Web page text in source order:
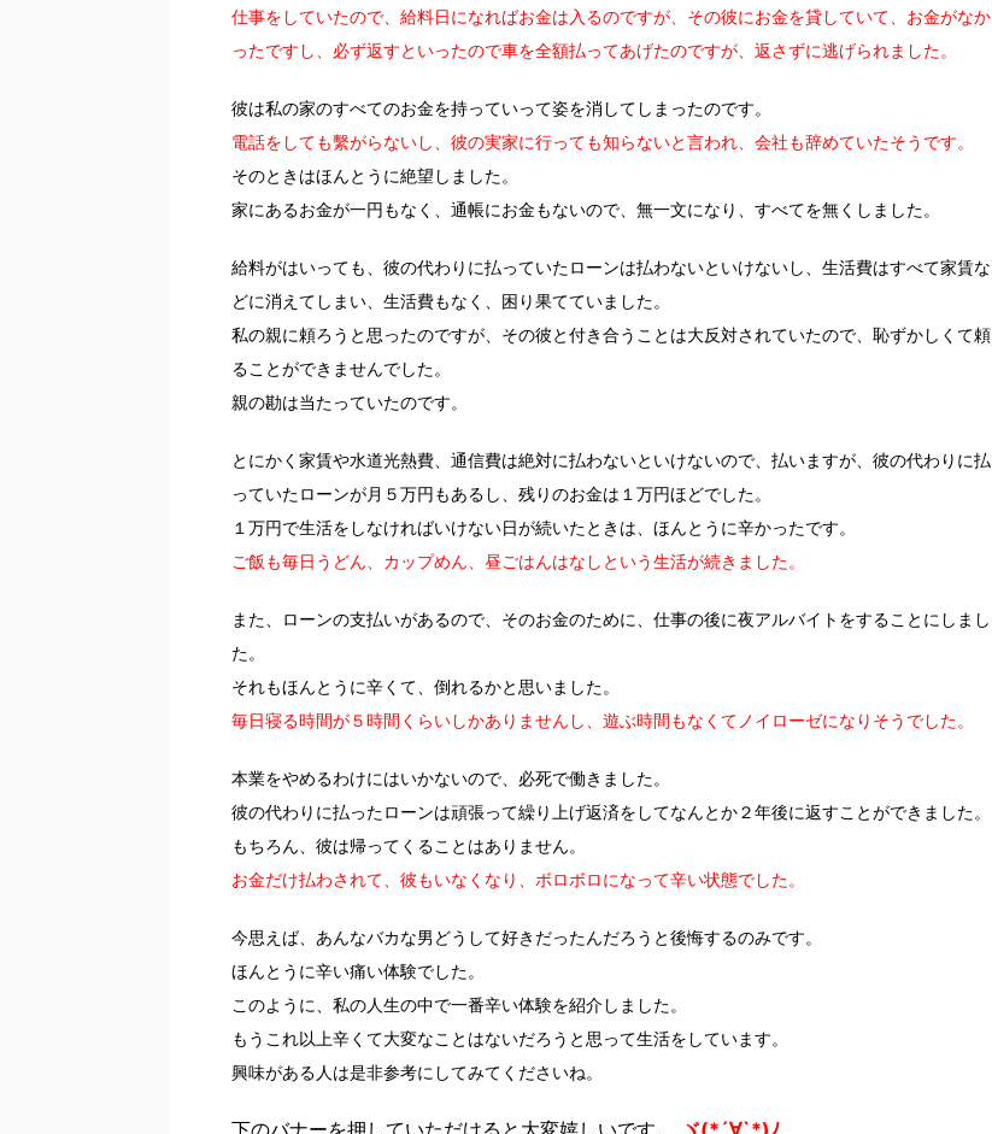
仕事をしていたので、給料日になればお金は入るのですが、その彼にお金を貸していて、お金がなか
ったですし、必ず返すといったので車を全額払ってあげたのですが、返さずに逃げられました。
彼は私の家のすべてのお金を持っていって姿を消してしまったのです。
電話をしても繫がらないし、彼の実家に行っても知らないと言われ、会社も辞めていたそうです。
そのときはほんとうに絶望しました。
家にあるお金が一円もなく、通帳にお金もないので、無一文になり、すべてを無くしました。
給料がはいっても、彼の代わりに払っていたローンは払わないといけないし、生活費はすべて家賃な
どに消えてしまい、生活費もなく、困り果てていました。
私の親に頼ろうと思ったのですが、その彼と付き合うことは大反対されていたので、恥ずかしくて頼
ることができませんでした。
親の勘は当たっていたのです。
とにかく家賃や水道光熱費、通信費は絶対に払わないといけないので、払いますが、彼の代わりに払
っていたローンが月５万円もあるし、残りのお金は１万円ほどでした。
１万円で生活をしなければいけない日が続いたときは、ほんとうに辛かったです。
ご飯も毎日うどん、カップめん、昼ごはんはなしという生活が続きました。
また、ローンの支払いがあるので、そのお金のために、仕事の後に夜アルバイトをすることにしまし
た。
それもほんとうに辛くて、倒れるかと思いました。
毎日寝る時間が５時間くらいしかありませんし、遊ぶ時間もなくてノイローゼになりそうでした。
本業をやめるわけにはいかないので、必死で働きました。
彼の代わりに払ったローンは頑張って繰り上げ返済をしてなんとか２年後に返すことができました。
もちろん、彼は帰ってくることはありません。
お金だけ払わされて、彼もいなくなり、ボロボロになって辛い状態でした。
今思えば、あんなバカな男どうして好きだったんだろうと後悔するのみです。
ほんとうに辛い痛い体験でした。
このように、私の人生の中で一番辛い体験を紹介しました。
もうこれ以上辛くて大変なことはないだろうと思って生活をしています。
興味がある人は是非参考にしてみてくださいね。
下のバナーを押していただけると大変嬉しいです。 ヾ(*´∀`*)ﾉ